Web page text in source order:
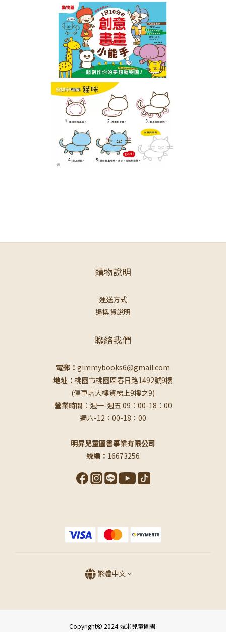
購物說明
運送方式
退換貨說明
聯絡我們
電郵： gimmybooks6@gmail.com
地址： 桃園市桃園區春日路1492號9樓
(停車塔大樓貨梯上9樓之9)
營業時間 ：週一-週五 09：00-18：00
週六-12：00-18：00
明昇兒童圖書事業有限公司
統編： 16673256
繁體中文
Copyright© 2024 幾米兒童圖書